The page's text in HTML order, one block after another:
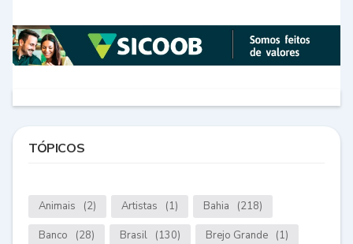
TÓPICOS
Animais (2) Artistas (1) Bahia (218)
Banco (28) Brasil (130) Brejo Grande (1)